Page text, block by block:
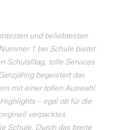
Österreich
Salzburg
und
und beliebtesten
1 bei Schule bietet
Schulalltag, tolle Services
begeistert das
mit einer tollen Auswahl
– egal ob für die
verpacktes
Schule. Durch das breite